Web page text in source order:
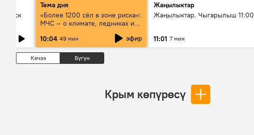
Тема дня
«Более 1200 сёл в зоне риска»:
МЧС — о климате, ледниках и
населения
10:04 49 мин эфир
Жаңылыктар
Жаңылыктар. Чыгарылыш 11:00
11:01 7 мин
Кечээ Бүгүн
Крым көпүрөсү